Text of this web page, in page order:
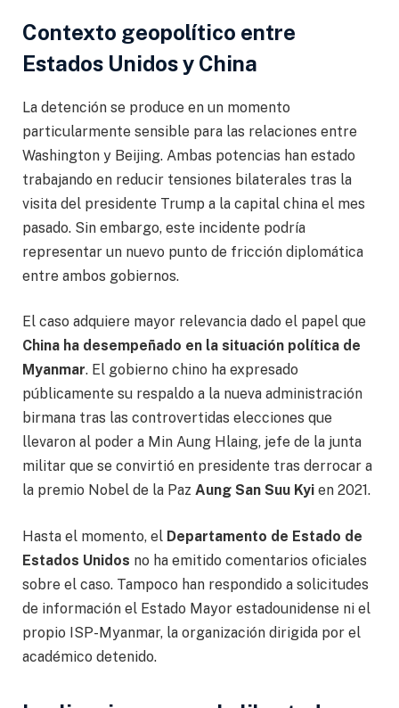
Contexto geopolítico entre
Estados Unidos y China
La detención se produce en un momento
particularmente sensible para las relaciones entre
Washington y Beijing. Ambas potencias han estado
trabajando en reducir tensiones bilaterales tras la
visita del presidente Trump a la capital china el mes
pasado. Sin embargo, este incidente podría
representar un nuevo punto de fricción diplomática
entre ambos gobiernos.
El caso adquiere mayor relevancia dado el papel que
China ha desempeñado en la situación política de
Myanmar. El gobierno chino ha expresado
públicamente su respaldo a la nueva administración
birmana tras las controvertidas elecciones que
llevaron al poder a Min Aung Hlaing, jefe de la junta
militar que se convirtió en presidente tras derrocar a
la premio Nobel de la Paz Aung San Suu Kyi en 2021.
Hasta el momento, el Departamento de Estado de
Estados Unidos no ha emitido comentarios oficiales
sobre el caso. Tampoco han respondido a solicitudes
de información el Estado Mayor estadounidense ni el
propio ISP-Myanmar, la organización dirigida por el
académico detenido.